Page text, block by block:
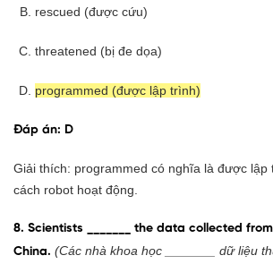
rescued (được cứu)
threatened (bị đe dọa)
programmed (được lập trình)
Đáp án: D
Giải thích: programmed có nghĩa là được
cách robot hoạt động.
8. Scientists _______ the data collected
China. (Các nhà khoa học _______ dữ liệu